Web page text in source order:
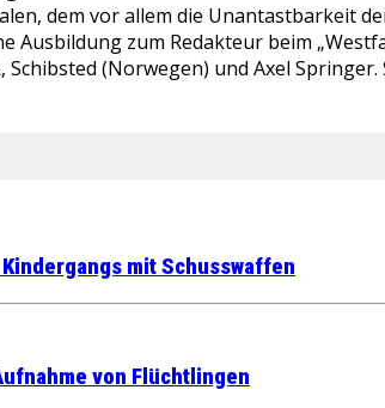
dem vor allem die Unantastbarkeit
Ausbildung zum Redakteur beim
(Norwegen) und Axel
mit Schusswaffen
von Flüchtlingen